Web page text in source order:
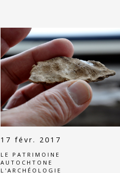
17 févr. 2017
LE PATRIMOINE
AUTOCHTONE
L'ARCHÉOLOGIE